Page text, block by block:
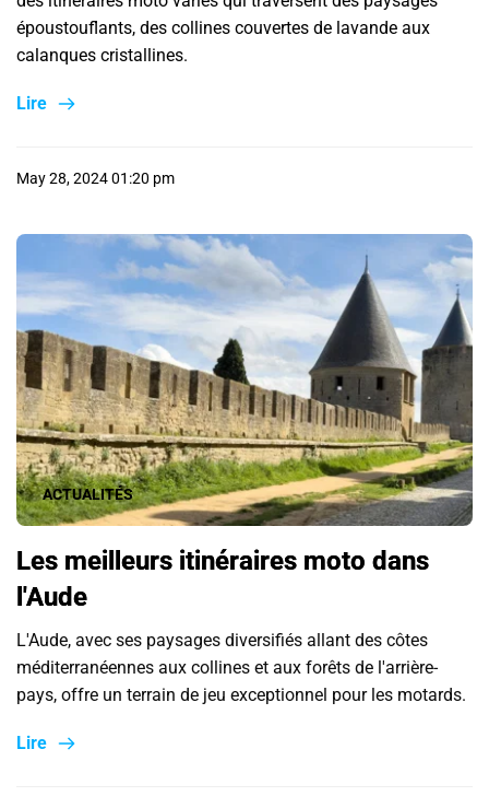
époustouflants, des collines couvertes de lavande aux
calanques cristallines.
Lire
May 28, 2024 01:20 pm
ACTUALITÉS
Les meilleurs itinéraires moto dans
l'Aude
L'Aude, avec ses paysages diversifiés allant des côtes
méditerranéennes aux collines et aux forêts de l'arrière-
pays, offre un terrain de jeu exceptionnel pour les motards.
Lire